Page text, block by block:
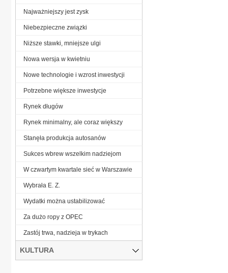
Najważniejszy jest zysk
Niebezpieczne związki
Niższe stawki, mniejsze ulgi
Nowa wersja w kwietniu
Nowe technologie i wzrost inwestycji
Potrzebne większe inwestycje
Rynek długów
Rynek minimalny, ale coraz większy
Stanęła produkcja autosanów
Sukces wbrew wszelkim nadziejom
W czwartym kwartale sieć w Warszawie
Wybrała E. Z.
Wydatki można ustabilizować
Za dużo ropy z OPEC
Zastój trwa, nadzieja w trykach
KULTURA